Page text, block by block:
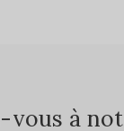
vous à